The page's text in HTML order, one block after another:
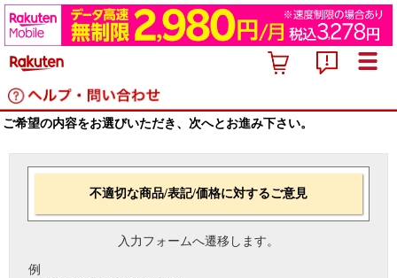
ご希望の内容をお選びいただき、次へとお進み下さい。
不適切な商品/表記/価格に対するご意見
入力フォームへ遷移します。
例